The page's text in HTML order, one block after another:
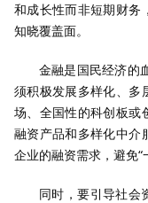
和成长性而非短期财务
知晓覆盖面。
金融是国民经济的
须积极发展多样化、多
场、全国性的科创板或
融资产品和多样化中介
企业的融资需求，避免“
同时，要引导社会